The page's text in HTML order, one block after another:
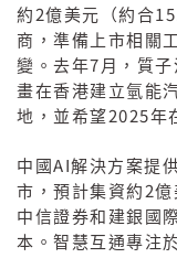
約2億美元（約合
商，準備上市相關
變。去年7 月，質
畫在香港建立氫能
地，並希望2025年
中國 AI解決方案提
市，預計集資約2億
中信證券和建銀國
本。智慧互通專注